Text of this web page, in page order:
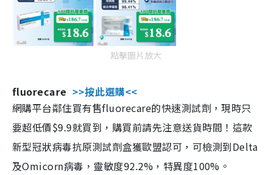
點擊圖片放大
fluorecare >>按此選購<<
網購平台鄰住買有售fluorecare的快速測試劑，現時只
要超低價$9.9就買到，購買前請先注意送貨時間！這款
新型冠狀病毒抗原測試劑盒獲歐盟認可，可檢測到Delta
及Omicorn病毒，靈敏度92.2%，特異度100%。